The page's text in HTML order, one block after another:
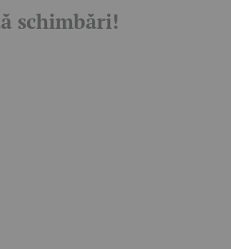
schimbări!